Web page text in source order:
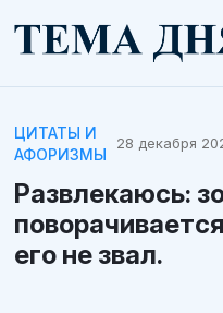
ЦИТАТЫ И
АФОРИЗМЫ
28 декабря
Развлекаюсь:
его не звал.